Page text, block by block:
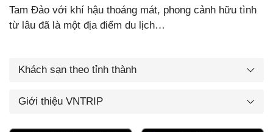
Tam Đảo với khí hậu thoáng mát, phong cảnh hữu tình
từ lâu đã là một địa điểm du lịch…
Khách sạn theo tỉnh thành
Giới thiệu VNTRIP